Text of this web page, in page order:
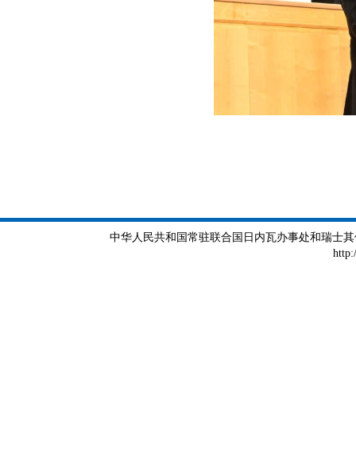
中华人民共和国常驻联合国日内瓦办事处和瑞士